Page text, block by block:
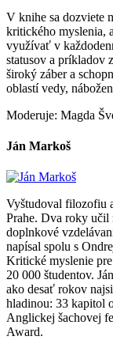
V knihe sa dozviete
kritického myslenia,
využívať v
statusov a príkladov
široký záber a
oblastí vedy,
Moderuje: Magda
Ján Markoš
Vyštudoval filozofiu
Prahe. Dva roky učil
doplnkové
napísal spolu s
Kritické myslenie
20 000 študentov.
ako desať rokov
hladinou: 33 kapitol
Anglickej šachovej
Award.